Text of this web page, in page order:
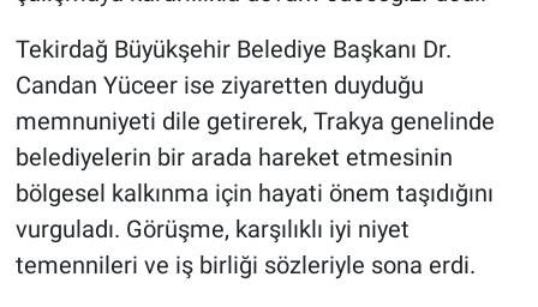
Tekirdağ Büyükşehir Belediye Başkanı Dr.
Candan Yüceer ise ziyaretten duyduğu
memnuniyeti dile getirerek, Trakya genelinde
belediyelerin bir arada hareket etmesinin
bölgesel kalkınma için hayati önem taşıdığını
vurguladı. Görüşme, karşılıklı iyi niyet
temennileri ve iş birliği sözleriyle sona erdi.